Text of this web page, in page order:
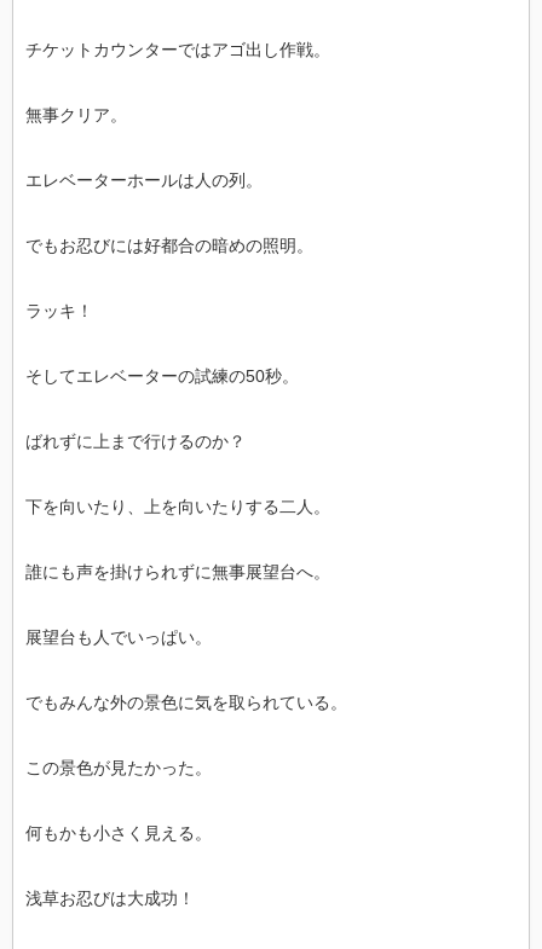
チケットカウンターではアゴ出し作戦。
無事クリア。
エレベーターホールは人の列。
でもお忍びには好都合の暗めの照明。
ラッキ！
そしてエレベーターの試練の50秒。
ばれずに上まで行けるのか？
下を向いたり、上を向いたりする二人。
誰にも声を掛けられずに無事展望台へ。
展望台も人でいっぱい。
でもみんな外の景色に気を取られている。
この景色が見たかった。
何もかも小さく見える。
浅草お忍びは大成功！